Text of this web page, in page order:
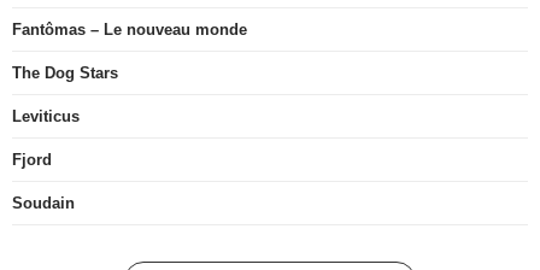
Fantômas – Le nouveau monde
The Dog Stars
Leviticus
Fjord
Soudain